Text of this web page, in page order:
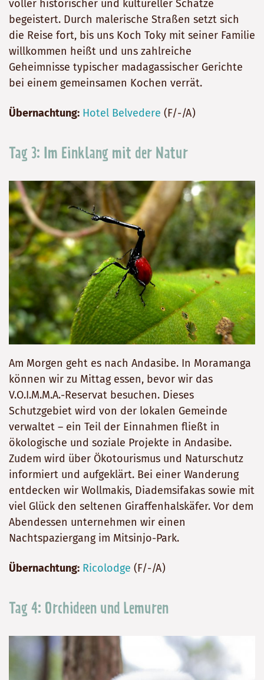
voller historischer und kultureller Schätze
begeistert. Durch malerische Straßen setzt sich
die Reise fort, bis uns Koch Toky mit seiner Familie
willkommen heißt und uns zahlreiche
Geheimnisse typischer madagassischer Gerichte
bei einem gemeinsamen Kochen verrät.
Übernachtung: Hotel Belvedere (F/-/A)
Tag 3: Im Einklang mit der Natur
Am Morgen geht es nach Andasibe. In Moramanga
können wir zu Mittag essen, bevor wir das
V.O.I.M.M.A.-Reservat besuchen. Dieses
Schutzgebiet wird von der lokalen Gemeinde
verwaltet – ein Teil der Einnahmen fließt in
ökologische und soziale Projekte in Andasibe.
Zudem wird über Ökotourismus und Naturschutz
informiert und aufgeklärt. Bei einer Wanderung
entdecken wir Wollmakis, Diademsifakas sowie mit
viel Glück den seltenen Giraffenhalskäfer. Vor dem
Abendessen unternehmen wir einen
Nachtspaziergang im Mitsinjo-Park.
Übernachtung: Ricolodge (F/-/A)
Tag 4: Orchideen und Lemuren